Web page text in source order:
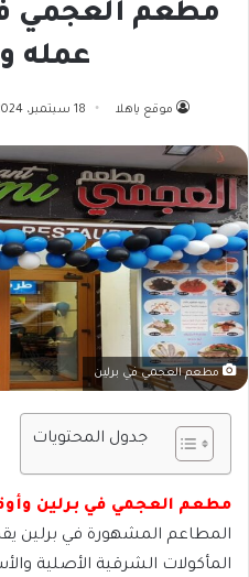
مطعم العجمي
عمله
موقع ياهلا 18 سبتمبر، 2024
مطعم العجمي في برلين
جدول المحتويات
مطعم العجمي في برلين
المطاعم المشهورة في برلين
المأكولات الشرقية الأصلية